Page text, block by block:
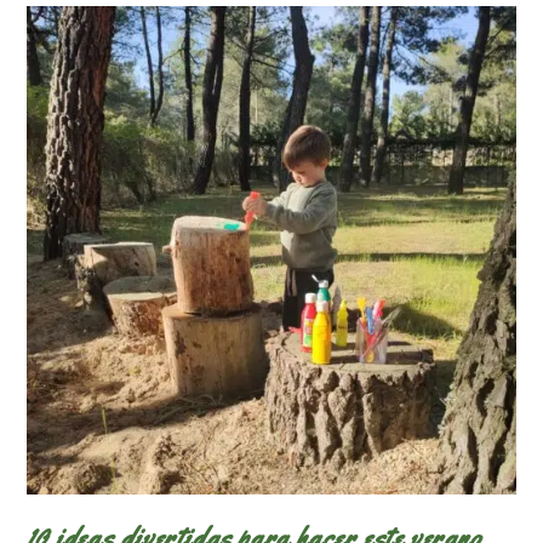
Imprimible
Gratuito)